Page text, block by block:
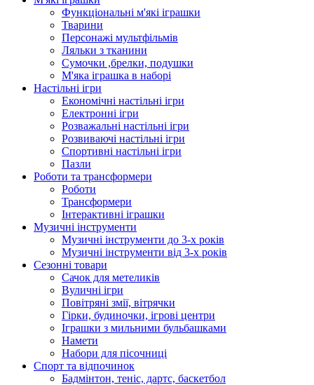
Функціональні м'які іграшки
Тварини
Персонажі мультфільмів
Ляльки з тканини
Сумочки ,брелки, подушки
М'яка іграшка в наборі
Настільні ігри
Економічні настільні ігри
Електронні ігри
Розважальні настільні ігри
Розвиваючі настільні ігри
Спортивні настільні ігри
Пазли
Роботи та трансформери
Роботи
Трансформери
Інтерактивні іграшки
Музичні інструменти
Музичні інструменти до 3-х років
Музичні інструменти від 3-х років
Сезонні товари
Сачок для метеликів
Вуличні ігри
Повітряні змії, вітрячки
Гірки, будиночки, ігрові центри
Іграшки з мильними бульбашками
Намети
Набори для пісочниці
Спорт та відпочинок
Бадмінтон, теніс, дартс, баскетбол